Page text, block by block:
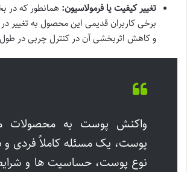
تغییر کیفیت یا فرمولاسیون: همانطور که در
برخی کاربران قدیمی این محصول به تغییر
و کاهش اثربخشی آن در کنترل چربی در طول
واکنش پوست به محصولات
پوست، یک مسئله کاملاً فردی
نوع پوست، حساسیت ها و